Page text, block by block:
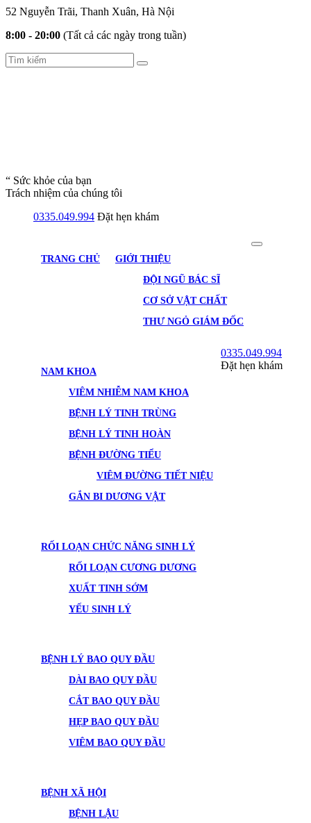
52 Nguyễn Trãi, Thanh Xuân, Hà Nội
8:00 - 20:00 (Tất cả các ngày trong tuần)
“ Sức khỏe của bạn
Trách nhiệm của chúng tôi
0335.049.994 Đặt hẹn khám
TRANG CHỦ
GIỚI THIỆU
ĐỘI NGŨ BÁC SĨ
CƠ SỞ VẬT CHẤT
THƯ NGỎ GIÁM ĐỐC
NAM KHOA
VIÊM NHIỄM NAM KHOA
BỆNH LÝ TINH TRÙNG
BỆNH LÝ TINH HOÀN
BỆNH ĐƯỜNG TIỂU
VIÊM ĐƯỜNG TIẾT NIỆU
GẮN BI DƯƠNG VẬT
RỐI LOẠN CHỨC NĂNG SINH LÝ
RỐI LOẠN CƯƠNG DƯƠNG
XUẤT TINH SỚM
YẾU SINH LÝ
BỆNH LÝ BAO QUY ĐẦU
DÀI BAO QUY ĐẦU
CẮT BAO QUY ĐẦU
HẸP BAO QUY ĐẦU
VIÊM BAO QUY ĐẦU
BỆNH XÃ HỘI
BỆNH LẬU
0335.049.994
Đặt hẹn khám